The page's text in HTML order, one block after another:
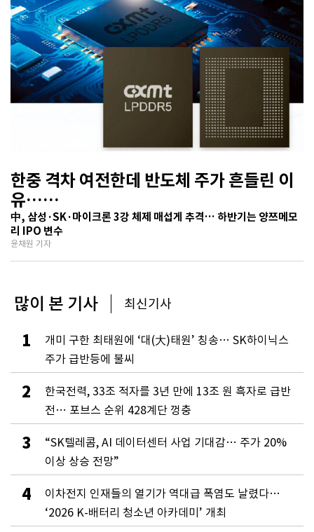
한중 격차 여전한데 반도체 주가 흔들린 이
유…
기술보다 무서운 ‘과점 균열’ 공포
中, 삼성·SK·마이크론 3강 체제 매섭게 추격… 하반기는 양쯔메모
리 IPO 변수
윤채원 기자
많이 본 기사 최신기사
1
개미 구한 최태원에 ‘대(大)태원’ 칭송… SK하이닉스
주가 급반등에 불씨
2
한국전력, 33조 적자를 3년 만에 13조 원 흑자로 급반
전… 포브스 순위 428계단 껑충
3
“SK텔레콤, AI 데이터센터 사업 기대감… 주가 20%
이상 상승 전망”
4
이차전지 인재들의 열기가 역대급 폭염도 날렸다…
‘2026 K-배터리 청소년 아카데미’ 개최